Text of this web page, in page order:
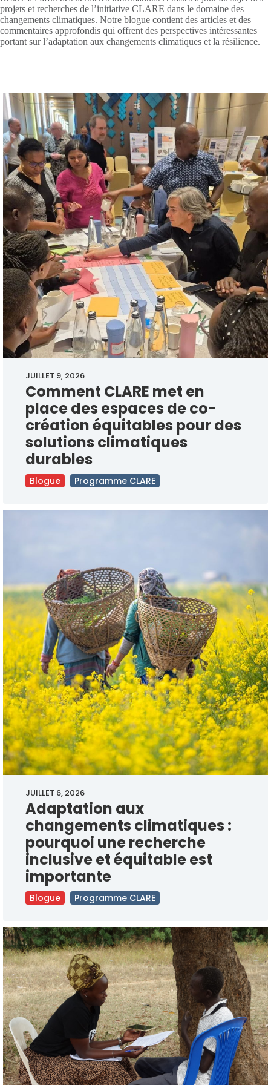
projets et recherches de l’initiative CLARE dans le domaine des
changements climatiques. Notre blogue contient des articles et des
commentaires approfondis qui offrent des perspectives intéressantes
portant sur l’adaptation aux changements climatiques et la résilience.
JUILLET 9, 2026
Comment CLARE met en
place des espaces de co-
création équitables pour des
solutions climatiques
durables
Blogue Programme CLARE
JUILLET 6, 2026
Adaptation aux
changements climatiques :
pourquoi une recherche
inclusive et équitable est
importante
Blogue Programme CLARE